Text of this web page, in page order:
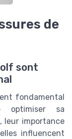
de
sont
fondamental
optimiser sa
leur importance
influencent